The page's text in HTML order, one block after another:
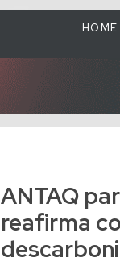
HOME
ANTAQ
reafirma